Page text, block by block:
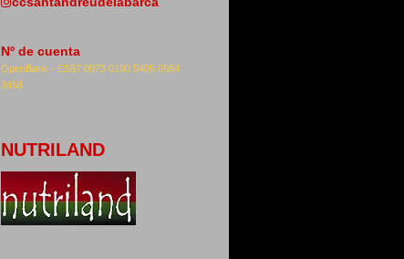
Nº de cuenta
OpenBank - ES57 0073 0100 5405 0564
3458
NUTRILAND